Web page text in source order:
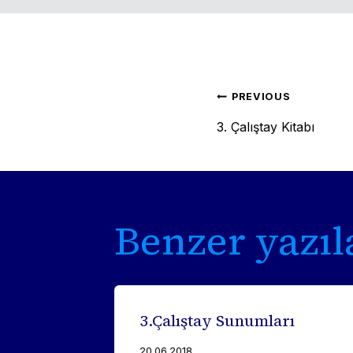
Post
PREVIOUS
3. Çalıştay Kitabı
Benzer
3.Çalıştay Sunumları